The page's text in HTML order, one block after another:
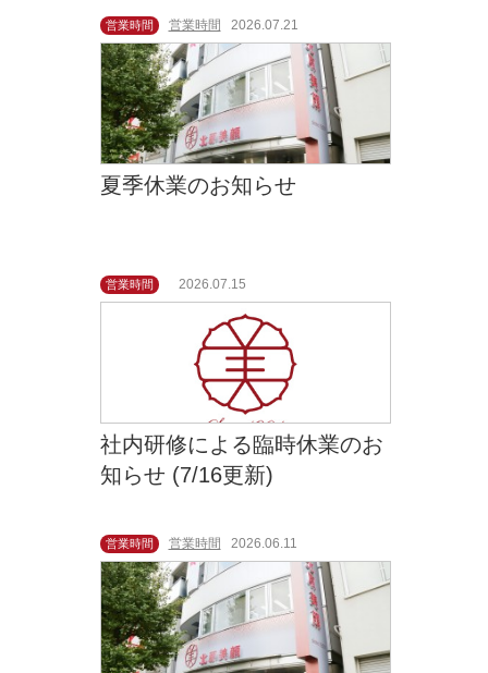
営業時間 営業時間 2026.07.21
夏季休業のお知らせ
営業時間 2026.07.15
社内研修による臨時休業のお
知らせ (7/16更新)
営業時間 営業時間 2026.06.11